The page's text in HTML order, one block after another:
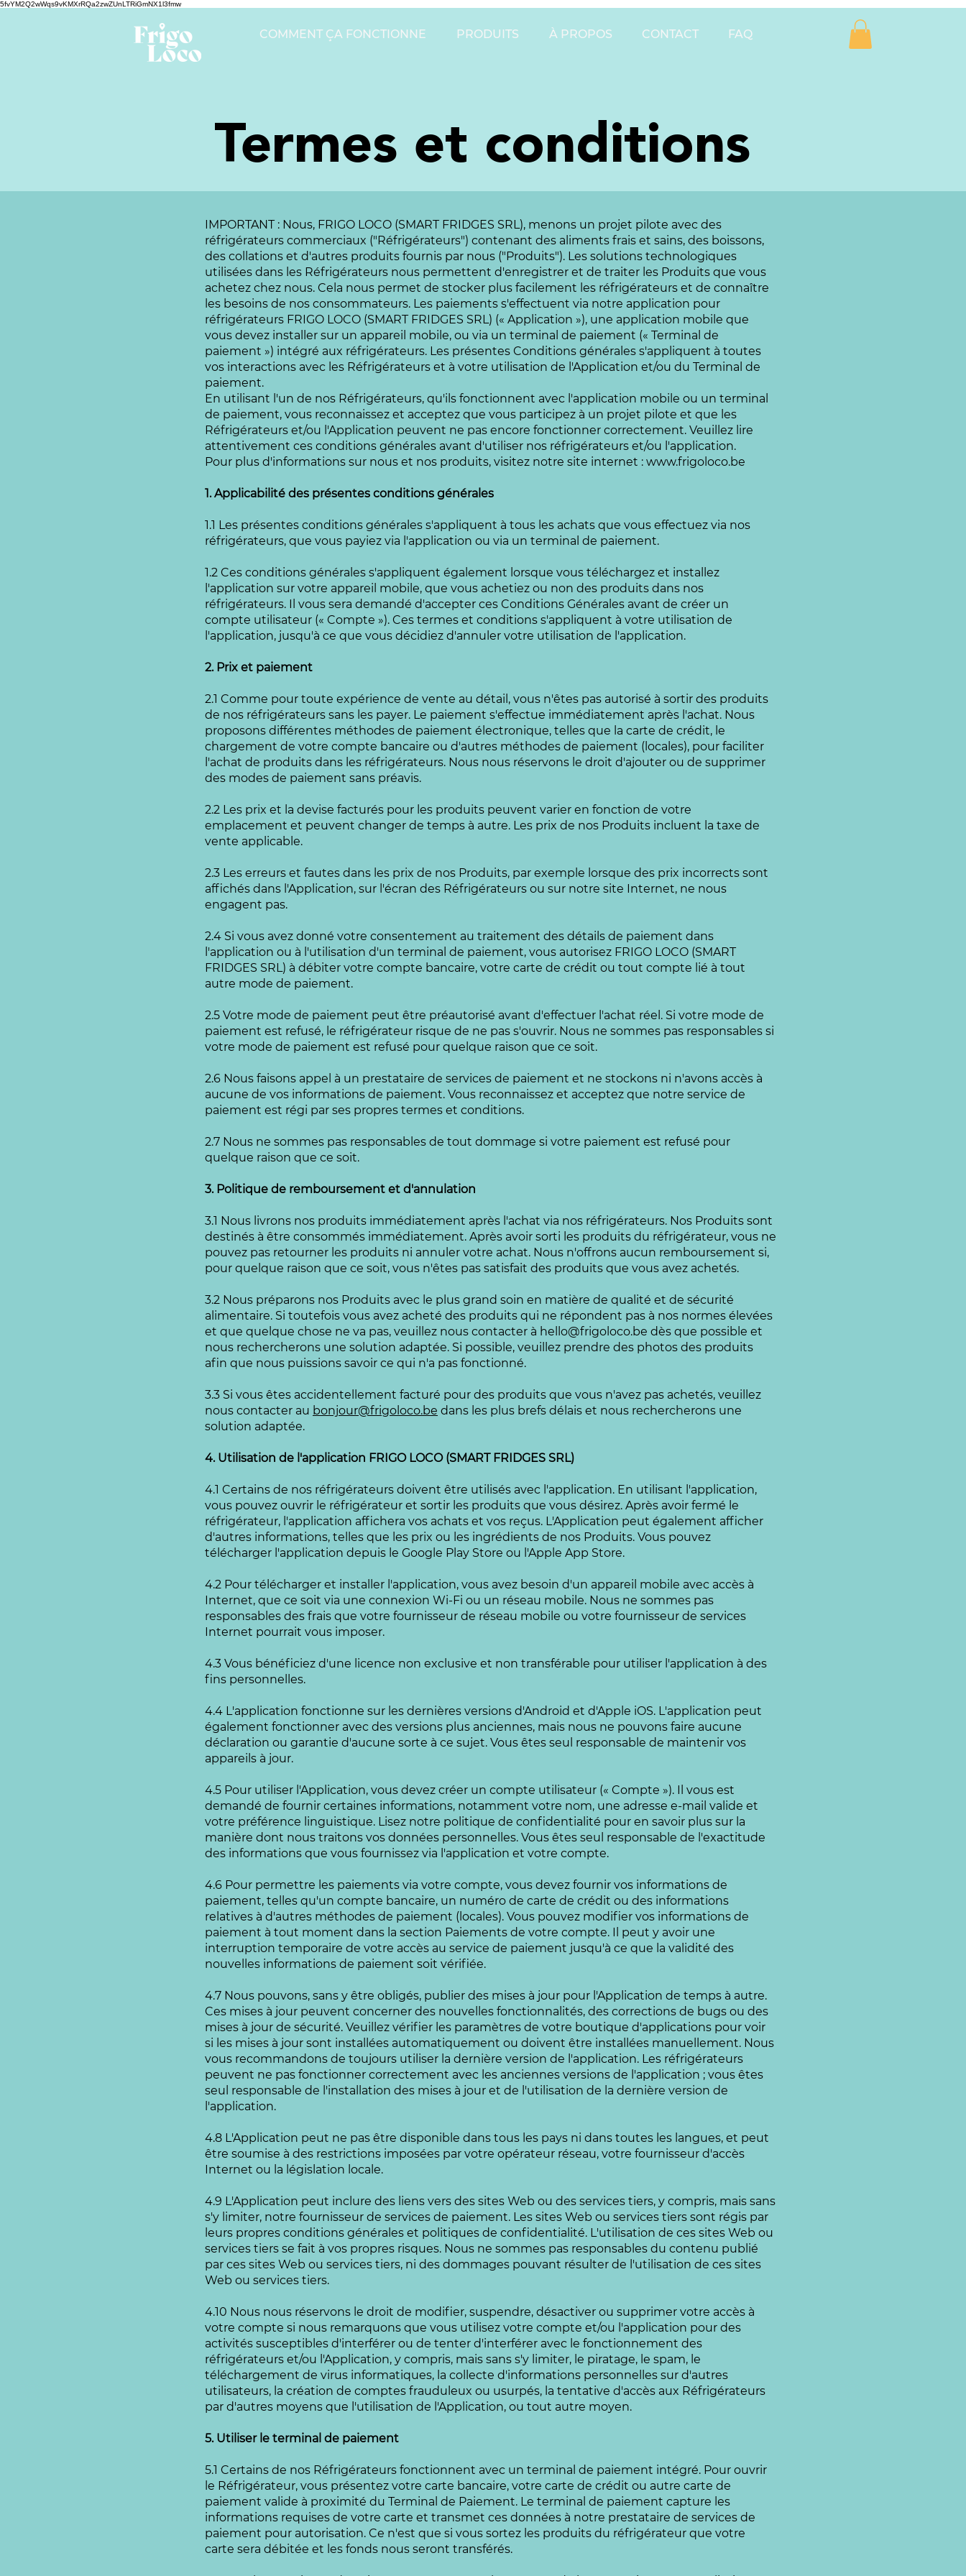
5fvYM2Q2wWqs9vKMXrRQa2zwZUnLTRiGmNX1l3fmw
COMMENT ÇA FONCTIONNE PRODUITS À PROPOS CONTACT FAQ
Termes et conditions
IMPORTANT : Nous, FRIGO LOCO (SMART FRIDGES SRL), menons un projet pilote avec des
réfrigérateurs commerciaux ("Réfrigérateurs") contenant des aliments frais et sains, des boissons,
des collations et d'autres produits fournis par nous ("Produits"). Les solutions technologiques
utilisées dans les Réfrigérateurs nous permettent d'enregistrer et de traiter les Produits que vous
achetez chez nous. Cela nous permet de stocker plus facilement les réfrigérateurs et de connaître
les besoins de nos consommateurs. Les paiements s'effectuent via notre application pour
réfrigérateurs FRIGO LOCO (SMART FRIDGES SRL) (« Application »), une application mobile que
vous devez installer sur un appareil mobile, ou via un terminal de paiement (« Terminal de
paiement ») intégré aux réfrigérateurs. Les présentes Conditions générales s'appliquent à toutes
vos interactions avec les Réfrigérateurs et à votre utilisation de l'Application et/ou du Terminal de
paiement.
En utilisant l'un de nos Réfrigérateurs, qu'ils fonctionnent avec l'application mobile ou un terminal
de paiement, vous reconnaissez et acceptez que vous participez à un projet pilote et que les
Réfrigérateurs et/ou l'Application peuvent ne pas encore fonctionner correctement. Veuillez lire
attentivement ces conditions générales avant d'utiliser nos réfrigérateurs et/ou l'application.
Pour plus d'informations sur nous et nos produits, visitez notre site internet : www.frigoloco.be
1. Applicabilité des présentes conditions générales
1.1 Les présentes conditions générales s'appliquent à tous les achats que vous effectuez via nos
réfrigérateurs, que vous payiez via l'application ou via un terminal de paiement.
1.2 Ces conditions générales s'appliquent également lorsque vous téléchargez et installez
l'application sur votre appareil mobile, que vous achetiez ou non des produits dans nos
réfrigérateurs. Il vous sera demandé d'accepter ces Conditions Générales avant de créer un
compte utilisateur (« Compte »). Ces termes et conditions s'appliquent à votre utilisation de
l'application, jusqu'à ce que vous décidiez d'annuler votre utilisation de l'application.
2. Prix et paiement
2.1 Comme pour toute expérience de vente au détail, vous n'êtes pas autorisé à sortir des produits
de nos réfrigérateurs sans les payer. Le paiement s'effectue immédiatement après l'achat. Nous
proposons différentes méthodes de paiement électronique, telles que la carte de crédit, le
chargement de votre compte bancaire ou d'autres méthodes de paiement (locales), pour faciliter
l'achat de produits dans les réfrigérateurs. Nous nous réservons le droit d'ajouter ou de supprimer
des modes de paiement sans préavis.
2.2 Les prix et la devise facturés pour les produits peuvent varier en fonction de votre
emplacement et peuvent changer de temps à autre. Les prix de nos Produits incluent la taxe de
vente applicable.
2.3 Les erreurs et fautes dans les prix de nos Produits, par exemple lorsque des prix incorrects sont
affichés dans l'Application, sur l'écran des Réfrigérateurs ou sur notre site Internet, ne nous
engagent pas.
2.4 Si vous avez donné votre consentement au traitement des détails de paiement dans
l'application ou à l'utilisation d'un terminal de paiement, vous autorisez FRIGO LOCO (SMART
FRIDGES SRL) à débiter votre compte bancaire, votre carte de crédit ou tout compte lié à tout
autre mode de paiement.
2.5 Votre mode de paiement peut être préautorisé avant d'effectuer l'achat réel. Si votre mode de
paiement est refusé, le réfrigérateur risque de ne pas s'ouvrir. Nous ne sommes pas responsables si
votre mode de paiement est refusé pour quelque raison que ce soit.
2.6 Nous faisons appel à un prestataire de services de paiement et ne stockons ni n'avons accès à
aucune de vos informations de paiement. Vous reconnaissez et acceptez que notre service de
paiement est régi par ses propres termes et conditions.
2.7 Nous ne sommes pas responsables de tout dommage si votre paiement est refusé pour
quelque raison que ce soit.
3. Politique de remboursement et d'annulation
3.1 Nous livrons nos produits immédiatement après l'achat via nos réfrigérateurs. Nos Produits sont
destinés à être consommés immédiatement. Après avoir sorti les produits du réfrigérateur, vous ne
pouvez pas retourner les produits ni annuler votre achat. Nous n'offrons aucun remboursement si,
pour quelque raison que ce soit, vous n'êtes pas satisfait des produits que vous avez achetés.
3.2 Nous préparons nos Produits avec le plus grand soin en matière de qualité et de sécurité
alimentaire. Si toutefois vous avez acheté des produits qui ne répondent pas à nos normes élevées
et que quelque chose ne va pas, veuillez nous contacter à hello@frigoloco.be dès que possible et
nous rechercherons une solution adaptée. Si possible, veuillez prendre des photos des produits
afin que nous puissions savoir ce qui n'a pas fonctionné.
3.3 Si vous êtes accidentellement facturé pour des produits que vous n'avez pas achetés, veuillez
nous contacter au bonjour@frigoloco.be dans les plus brefs délais et nous rechercherons une
solution adaptée.
4. Utilisation de l'application FRIGO LOCO (SMART FRIDGES SRL)
4.1 Certains de nos réfrigérateurs doivent être utilisés avec l'application. En utilisant l'application,
vous pouvez ouvrir le réfrigérateur et sortir les produits que vous désirez. Après avoir fermé le
réfrigérateur, l'application affichera vos achats et vos reçus. L'Application peut également afficher
d'autres informations, telles que les prix ou les ingrédients de nos Produits. Vous pouvez
télécharger l'application depuis le Google Play Store ou l'Apple App Store.
4.2 Pour télécharger et installer l'application, vous avez besoin d'un appareil mobile avec accès à
Internet, que ce soit via une connexion Wi-Fi ou un réseau mobile. Nous ne sommes pas
responsables des frais que votre fournisseur de réseau mobile ou votre fournisseur de services
Internet pourrait vous imposer.
4.3 Vous bénéficiez d'une licence non exclusive et non transférable pour utiliser l'application à des
fins personnelles.
4.4 L'application fonctionne sur les dernières versions d'Android et d'Apple iOS. L'application peut
également fonctionner avec des versions plus anciennes, mais nous ne pouvons faire aucune
déclaration ou garantie d'aucune sorte à ce sujet. Vous êtes seul responsable de maintenir vos
appareils à jour.
4.5 Pour utiliser l'Application, vous devez créer un compte utilisateur (« Compte »). Il vous est
demandé de fournir certaines informations, notamment votre nom, une adresse e-mail valide et
votre préférence linguistique. Lisez notre politique de confidentialité pour en savoir plus sur la
manière dont nous traitons vos données personnelles. Vous êtes seul responsable de l'exactitude
des informations que vous fournissez via l'application et votre compte.
4.6 Pour permettre les paiements via votre compte, vous devez fournir vos informations de
paiement, telles qu'un compte bancaire, un numéro de carte de crédit ou des informations
relatives à d'autres méthodes de paiement (locales). Vous pouvez modifier vos informations de
paiement à tout moment dans la section Paiements de votre compte. Il peut y avoir une
interruption temporaire de votre accès au service de paiement jusqu'à ce que la validité des
nouvelles informations de paiement soit vérifiée.
4.7 Nous pouvons, sans y être obligés, publier des mises à jour pour l'Application de temps à autre.
Ces mises à jour peuvent concerner des nouvelles fonctionnalités, des corrections de bugs ou des
mises à jour de sécurité. Veuillez vérifier les paramètres de votre boutique d'applications pour voir
si les mises à jour sont installées automatiquement ou doivent être installées manuellement. Nous
vous recommandons de toujours utiliser la dernière version de l'application. Les réfrigérateurs
peuvent ne pas fonctionner correctement avec les anciennes versions de l'application ; vous êtes
seul responsable de l'installation des mises à jour et de l'utilisation de la dernière version de
l'application.
4.8 L'Application peut ne pas être disponible dans tous les pays ni dans toutes les langues, et peut
être soumise à des restrictions imposées par votre opérateur réseau, votre fournisseur d'accès
Internet ou la législation locale.
4.9 L'Application peut inclure des liens vers des sites Web ou des services tiers, y compris, mais sans
s'y limiter, notre fournisseur de services de paiement. Les sites Web ou services tiers sont régis par
leurs propres conditions générales et politiques de confidentialité. L'utilisation de ces sites Web ou
services tiers se fait à vos propres risques. Nous ne sommes pas responsables du contenu publié
par ces sites Web ou services tiers, ni des dommages pouvant résulter de l'utilisation de ces sites
Web ou services tiers.
4.10 Nous nous réservons le droit de modifier, suspendre, désactiver ou supprimer votre accès à
votre compte si nous remarquons que vous utilisez votre compte et/ou l'application pour des
activités susceptibles d'interférer ou de tenter d'interférer avec le fonctionnement des
réfrigérateurs et/ou l'Application, y compris, mais sans s'y limiter, le piratage, le spam, le
téléchargement de virus informatiques, la collecte d'informations personnelles sur d'autres
utilisateurs, la création de comptes frauduleux ou usurpés, la tentative d'accès aux Réfrigérateurs
par d'autres moyens que l'utilisation de l'Application, ou tout autre moyen.
5. Utiliser le terminal de paiement
5.1 Certains de nos Réfrigérateurs fonctionnent avec un terminal de paiement intégré. Pour ouvrir
le Réfrigérateur, vous présentez votre carte bancaire, votre carte de crédit ou autre carte de
paiement valide à proximité du Terminal de Paiement. Le terminal de paiement capture les
informations requises de votre carte et transmet ces données à notre prestataire de services de
paiement pour autorisation. Ce n'est que si vous sortez les produits du réfrigérateur que votre
carte sera débitée et les fonds nous seront transférés.